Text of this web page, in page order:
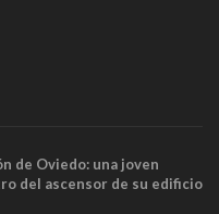
de Oviedo: una joven
del ascensor de su edificio
últimos minutos